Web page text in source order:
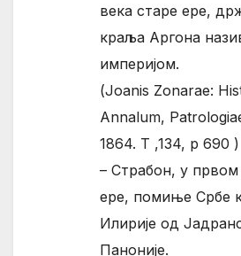
века старе ере,
краља Аргона
империјом.
(Joanis Zonarae:
Annalum,
1864. T ,134, p 690 )
– Страбон, у првом
ере, помиње Србе
Илирије од
Паноније.